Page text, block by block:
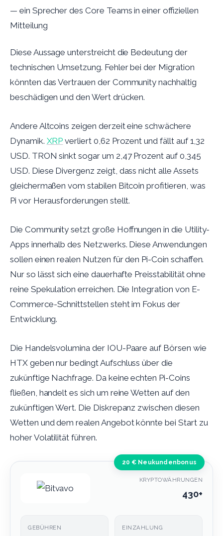
— ein Sprecher des Core Teams in einer offiziellen
Mitteilung
Diese Aussage unterstreicht die Bedeutung der
technischen Umsetzung. Fehler bei der Migration
könnten das Vertrauen der Community nachhaltig
beschädigen und den Wert drücken.
Andere Altcoins zeigen derzeit eine schwächere
Dynamik. XRP verliert 0,62 Prozent und fällt auf 1,32
USD. TRON sinkt sogar um 2,47 Prozent auf 0,345
USD. Diese Divergenz zeigt, dass nicht alle Assets
gleichermaßen vom stabilen Bitcoin profitieren, was
Pi vor Herausforderungen stellt.
Die Community setzt große Hoffnungen in die Utility-
Apps innerhalb des Netzwerks. Diese Anwendungen
sollen einen realen Nutzen für den Pi-Coin schaffen.
Nur so lässt sich eine dauerhafte Preisstabilität ohne
reine Spekulation erreichen. Die Integration von E-
Commerce-Schnittstellen steht im Fokus der
Entwicklung.
Die Handelsvolumina der IOU-Paare auf Börsen wie
HTX geben nur bedingt Aufschluss über die
zukünftige Nachfrage. Da keine echten Pi-Coins
fließen, handelt es sich um reine Wetten auf den
zukünftigen Wert. Die Diskrepanz zwischen diesen
Wetten und dem realen Angebot könnte bei Start zu
hoher Volatilität führen.
20 € Neukundenbonus
KRYPTOWÄHRUNGEN
430+
GEBÜHREN EINZAHLUNG